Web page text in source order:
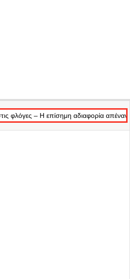
αδιαφορία απέναντι στις αναμνήσεις